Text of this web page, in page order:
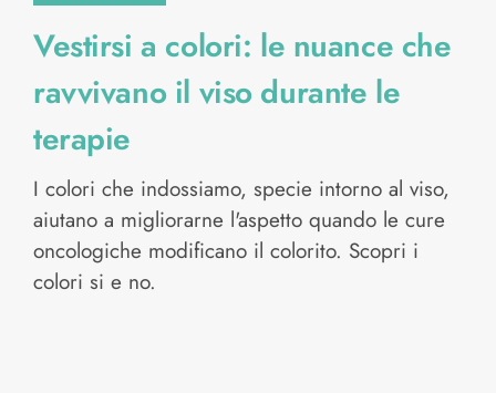
Vestirsi a colori: le nuance che
ravvivano il viso durante le
terapie
I colori che indossiamo, specie intorno al viso,
aiutano a migliorarne l'aspetto quando le cure
oncologiche modificano il colorito. Scopri i
colori si e no.